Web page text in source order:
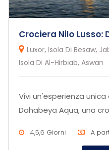
Crociera Nilo Lusso:
Luxor, Isola Di Besaw,
Isola Di Al-Hirbiab, Aswan
Vivi un'esperienza
Dahabeya Aqua, una
4,5,6 Giorni A